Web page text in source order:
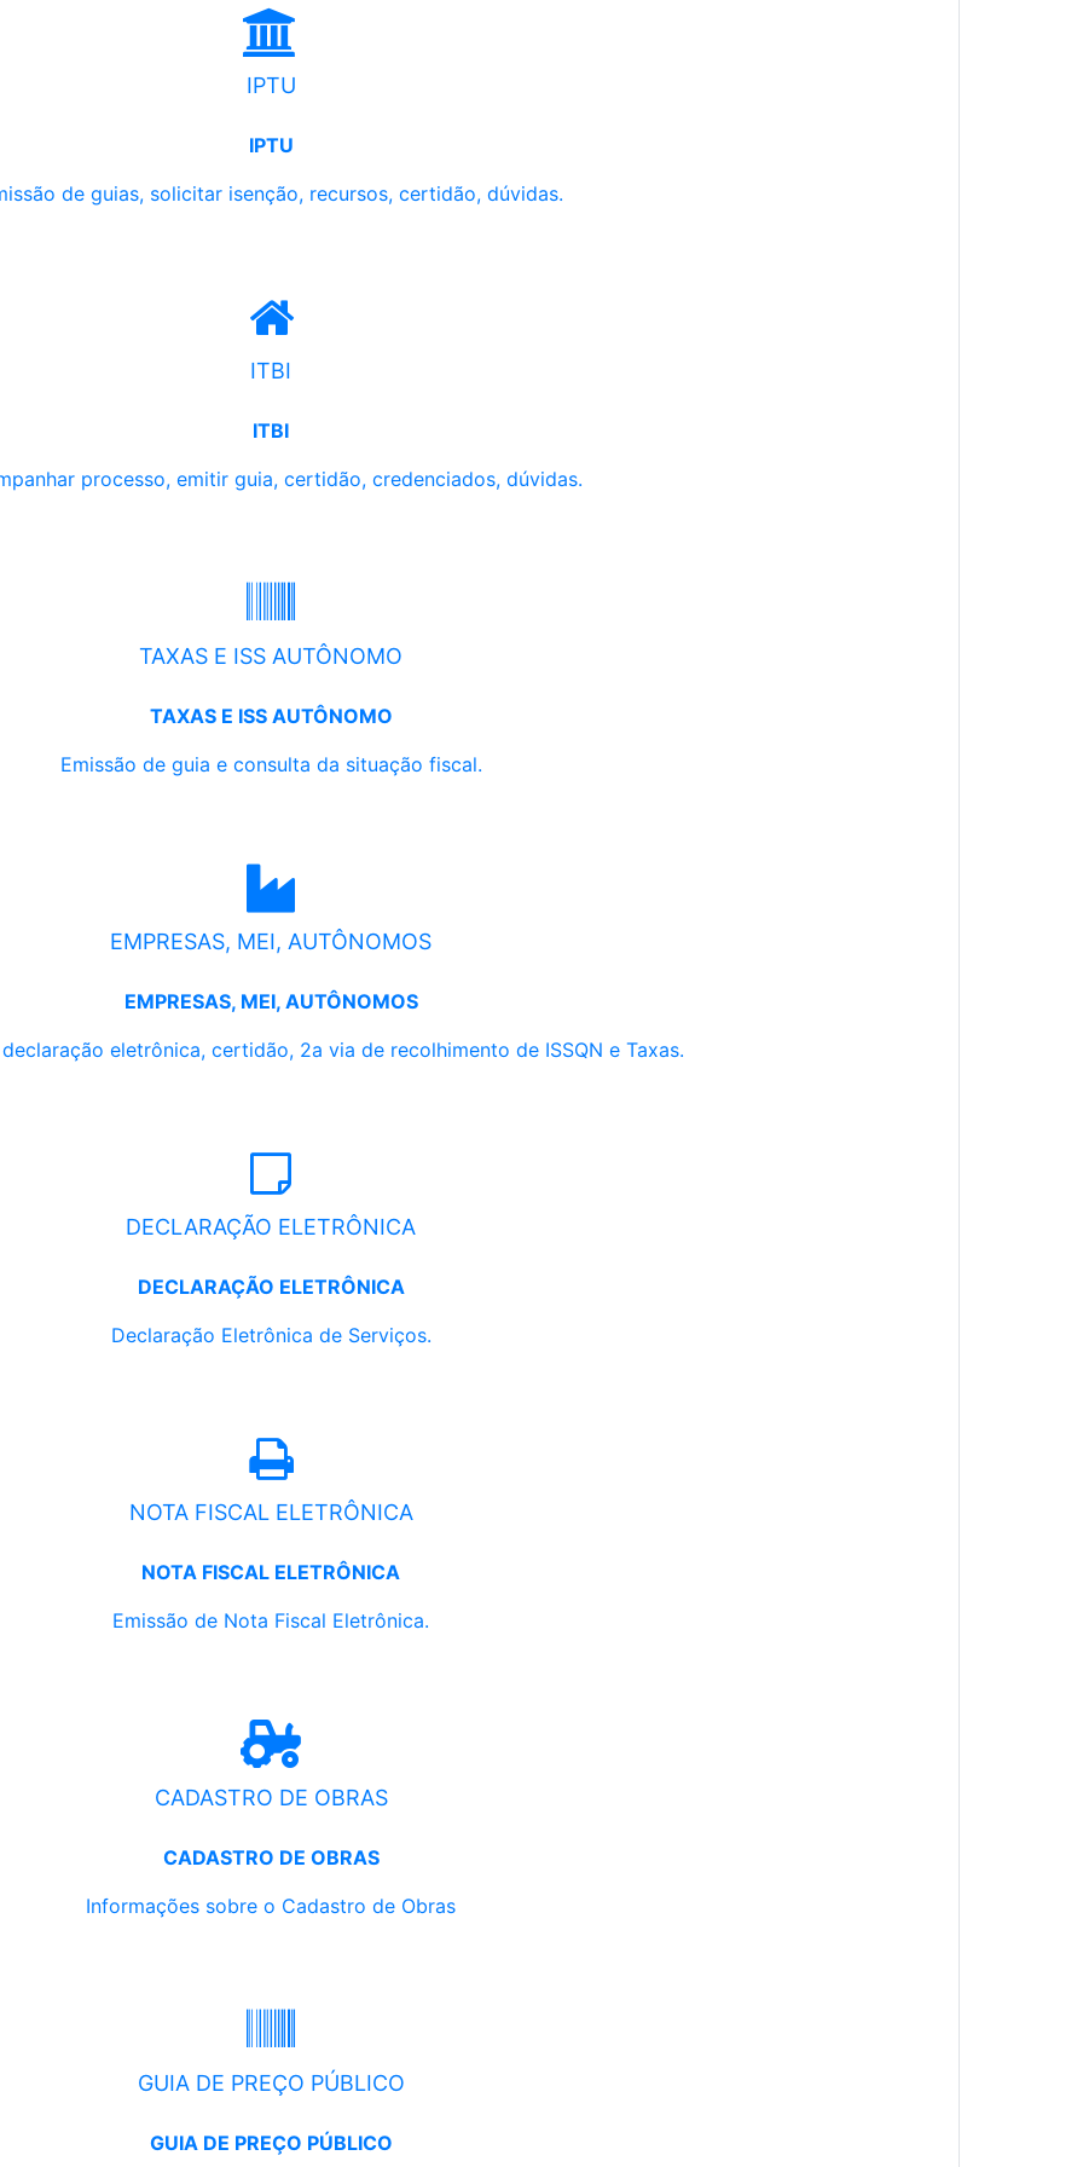
IPTU
IPTU
de guias, solicitar isenção, recursos, certidão, dúvidas.
ITBI
ITBI
processo, emitir guia, certidão, credenciados, dúvidas.
TAXAS E ISS AUTÔNOMO
TAXAS E ISS AUTÔNOMO
Emissão de guia e consulta da situação fiscal.
EMPRESAS, MEI, AUTÔNOMOS
EMPRESAS, MEI, AUTÔNOMOS
eletrônica, certidão, 2a via de recolhimento de ISSQN e Taxas.
DECLARAÇÃO ELETRÔNICA
DECLARAÇÃO ELETRÔNICA
Declaração Eletrônica de Serviços.
NOTA FISCAL ELETRÔNICA
NOTA FISCAL ELETRÔNICA
Emissão de Nota Fiscal Eletrônica.
CADASTRO DE OBRAS
CADASTRO DE OBRAS
Informações sobre o Cadastro de Obras
GUIA DE PREÇO PÚBLICO
GUIA DE PREÇO PÚBLICO